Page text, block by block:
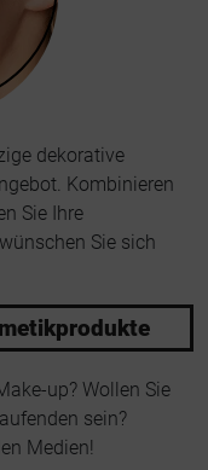
dekorative
Kombinieren
Sie Ihre
Sie sich
up? Wollen Sie
sein?
Medien!